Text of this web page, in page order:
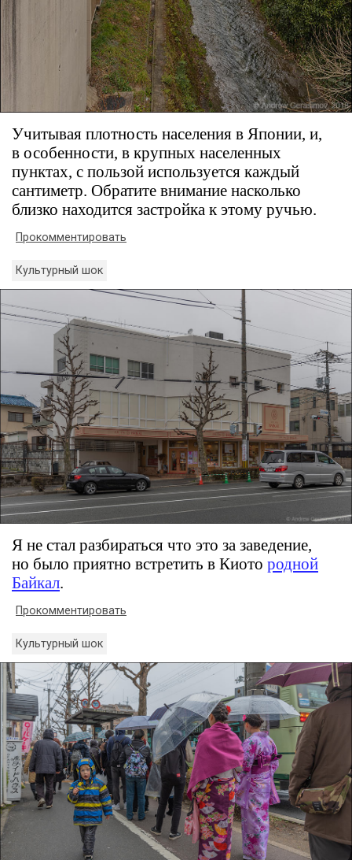
Учитывая плотность населения в Японии, и,
в особенности, в крупных населенных
пунктах, с пользой используется каждый
сантиметр. Обратите внимание насколько
близко находится застройка к этому ручью.
Прокомментировать
Культурный шок
Я не стал разбираться что это за заведение,
но было приятно встретить в Киото родной
Байкал.
Прокомментировать
Культурный шок